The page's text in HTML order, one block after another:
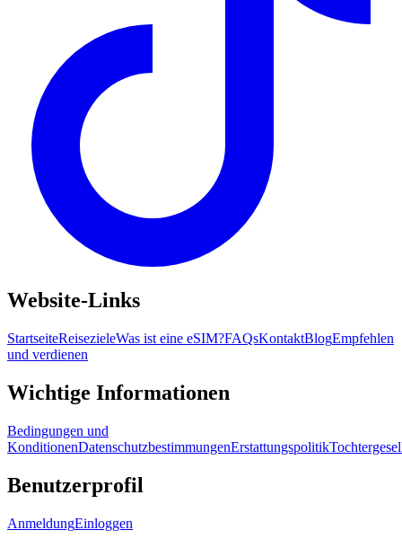
Website-Links
StartseiteReisezieleWas ist eine eSIM?FAQsKontaktBlogEmpfehlen
und verdienen
Wichtige Informationen
Bedingungen und
KonditionenDatenschutzbestimmungenErstattungspolitik
Benutzerprofil
AnmeldungEinloggen